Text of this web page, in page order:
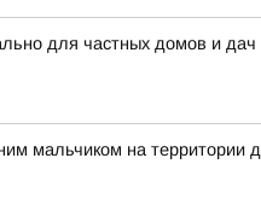
для частных домов и дач
мальчиком на территории